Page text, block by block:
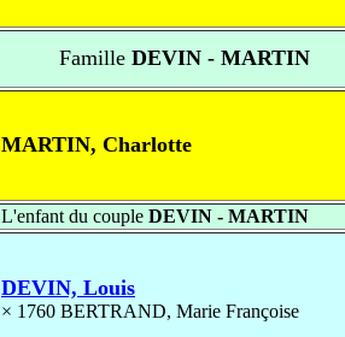
FamilleDEVIN - MARTIN
MARTIN, Charlotte
L'enfant du couple DEVIN - MARTIN
DEVIN, Louis
× 1760 BERTRAND, Marie Françoise